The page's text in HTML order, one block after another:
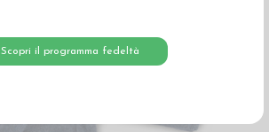
Scopri il programma fedeltà